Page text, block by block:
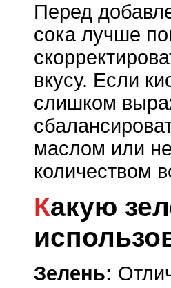
Перед
сока лучше
вкусу. Если
слишком
маслом или
количеством
Какую зелень и специи
Зелень: